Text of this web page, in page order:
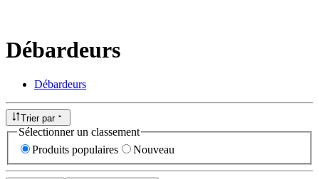
Débardeurs
Débardeurs
Trier par
Sélectionner un classement
Produits populaires
Nouveau